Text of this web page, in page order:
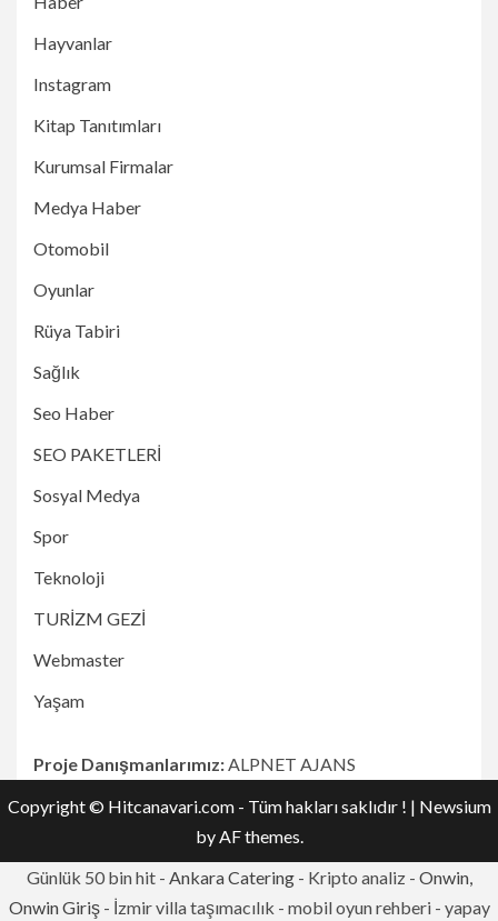
Hayvanlar
Instagram
Kitap Tanıtımları
Kurumsal Firmalar
Medya Haber
Otomobil
Oyunlar
Rüya Tabiri
Sağlık
Seo Haber
SEO PAKETLERİ
Sosyal Medya
Spor
Teknoloji
TURİZM GEZİ
Webmaster
Yaşam
Proje Danışmanlarımız: ALPNET AJANS
Copyright © Hitcanavari.com - Tüm hakları saklıdır ! | Newsium
by AF themes.
Günlük 50 bin hit - Ankara Catering- Kripto analiz - Onwin,
Onwin Giriş- İzmir villa taşımacılık - mobil oyun rehberi - yapay